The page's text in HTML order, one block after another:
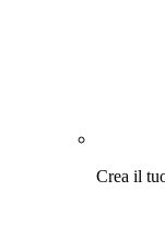
Crea il